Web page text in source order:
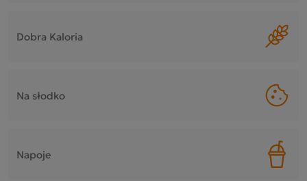
Dobra Kaloria
Na słodko
Napoje